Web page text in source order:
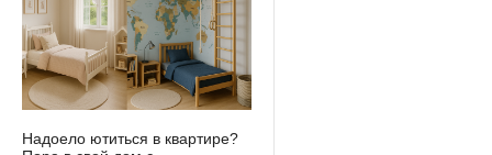
Надоело ютиться в квартире?